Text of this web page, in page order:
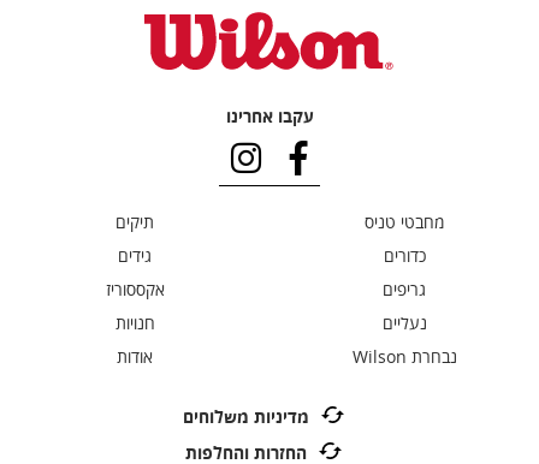
עקבו אחרינו
מחבטי טניס
תיקים
כדורים
גידים
גריפים
אקססוריז
נעליים
חנויות
נבחרת Wilson
אודות
מדיניות משלוחים
החזרות והחלפות